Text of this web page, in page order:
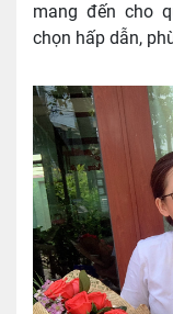
mang đến cho
chọn hấp dẫn,